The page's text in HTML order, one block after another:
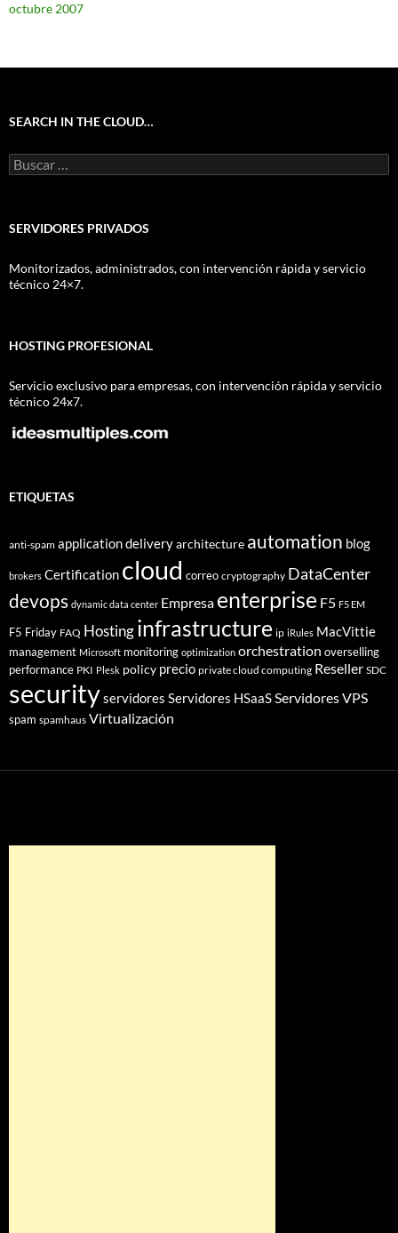
octubre 2007
SEARCH IN THE CLOUD…
Buscar:
SERVIDORES PRIVADOS
Monitorizados, administrados, con intervención rápida y servicio
técnico 24×7.
HOSTING PROFESIONAL
Servicio exclusivo para empresas, con intervención rápida y servicio
técnico 24x7.
ETIQUETAS
anti-spam application deliveryarchitecture automation blog
brokers Certification cloud correo cryptography DataCenter
devops dynamic data center Empresa enterprise F5 F5 EM
F5 Friday FAQ Hostinginfrastructure ip iRules MacVittie
management Microsoft monitoring optimization orchestration overselling
performance PKI Plesk policy precio private cloud computing Reseller SDC
securityservidores Servidores HSaaSServidores VPS
spam spamhaus Virtualización